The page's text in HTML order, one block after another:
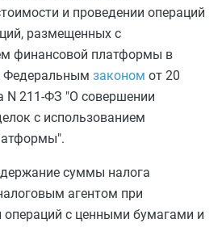
и проведении операций
размещенных с
финансовой платформы в
Федеральным законом от 20
N 211-ФЗ "О совершении
с использованием
суммы налога
агентом при
операций с ценными бумагами и